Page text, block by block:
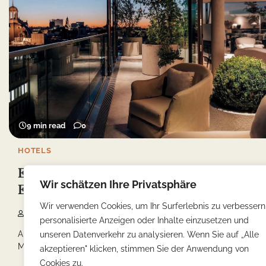
Wir schätzen Ihre Privatsphäre
Wir verwenden Cookies, um Ihr Surferlebnis zu
personalisierte Anzeigen oder Inhalte einzusetzen und
unseren Datenverkehr zu analysieren. Wenn Sie auf „Alle
akzeptieren" klicken, stimmen Sie der Anwendung von
Cookies zu.
9 min read 0
HOTELS
Eleganz der Münchner Hotels:
Empfehlenswerte Luxusunterkünfte
Auf einer faszinierenden Reise durch die bezaubernde Stadt
München suchte ich nicht nur nach einer […]